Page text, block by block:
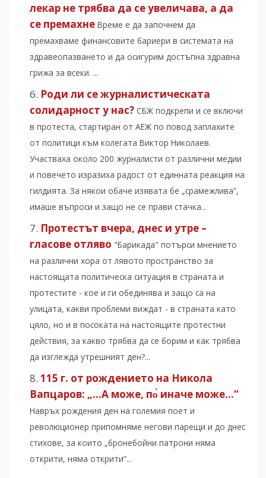
лекар не трябва да се увеличава, а да
се премахне Време е да започнем да
премахваме финансовите бариери в системата на
здравеопазването и да осигурим достъпна здравна
грижа за всеки. ...
Роди ли се журналистическата
солидарност у нас? СБЖ подкрепи и се включи
в протеста, стартиран от АЕЖ по повод заплахите
от политици към колегата Виктор Николаев.
Участваха около 200 журналисти от различни медии
и повечето изразиха радост от единната реакция на
гилдията. За някои обаче изявата бе „срамежлива”,
имаше въпроси и защо не се прави стачка...
Протестът вчера, днес и утре –
гласове отляво "Барикада" потърси мнението
на различни хора от лявото пространство за
настоящата политическа ситуация в страната и
протестите - кое и ги обединява и защо са на
улицата, какви проблеми виждат - в страната като
цяло, но и в посоката на настоящите протестни
действия, за какво трябва да се борим и как трябва
да изглежда утрешният ден?...
115 г. от рождението на Никола
Вапцаров: „…А може, по̀ иначе може…“
Навръх рождения ден на големия поет и
революционер припомняме негови парещи и до днес
стихове, за които „бронебойни патрони няма
открити, няма открити“...